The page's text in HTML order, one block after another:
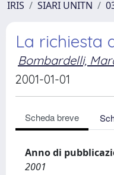
IRIS SIARI UNITN
La richiesta
Bombardelli,
2001-01-01
Scheda breve
Anno di
2001